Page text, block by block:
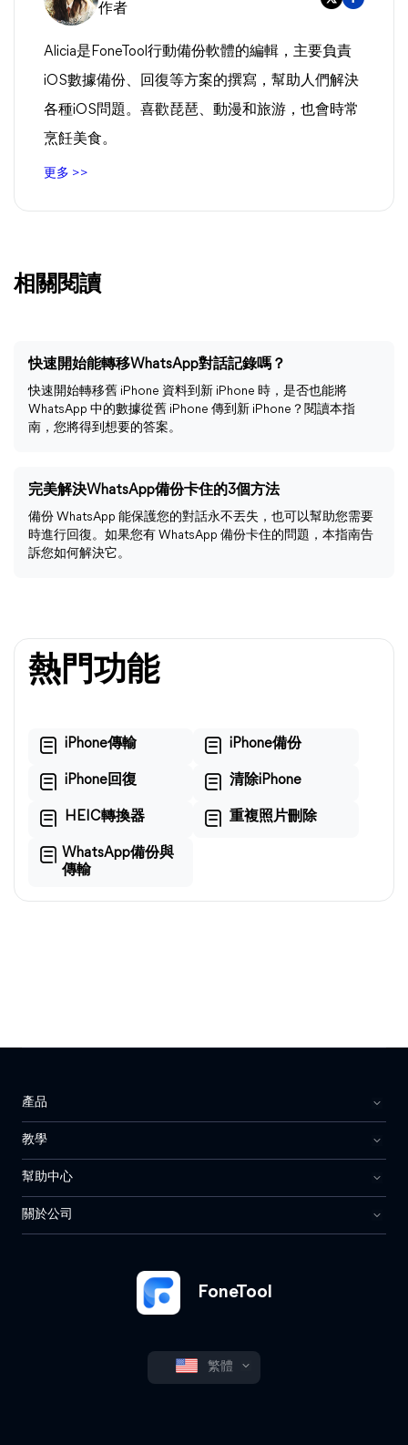
作者
Alicia是FoneTool行動備份軟體的編輯，主要負責
iOS數據備份、回復等方案的撰寫，幫助人們解決
各種iOS問題。喜歡琵琶、動漫和旅游，也會時常
烹飪美食。
更多 >>
相關閱讀
快速開始能轉移WhatsApp對話記錄嗎？
快速開始轉移舊 iPhone 資料到新 iPhone 時，是否也能將
WhatsApp 中的數據從舊 iPhone 傳到新 iPhone？閱讀本指
南，您將得到想要的答案。
完美解決WhatsApp備份卡住的3個方法
備份 WhatsApp 能保護您的對話永不丟失，也可以幫助您需要
時進行回復。如果您有 WhatsApp 備份卡住的問題，本指南告
訴您如何解決它。
熱門功能
iPhone傳輸 iPhone備份
iPhone回復 清除iPhone
HEIC轉換器 重複照片刪除
WhatsApp備份與
傳輸
FoneTool
繁體
產品
教學
幫助中心
關於公司